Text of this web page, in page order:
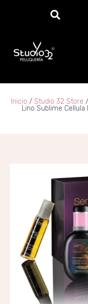
Inicio / Studio 32 Store /
Lino Sublime